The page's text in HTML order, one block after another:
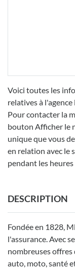
Voici toutes les
relatives à
Pour contacter la
bouton Afficher le
unique que vous
en relation avec le
pendant les
DESCRIPTION
Fondée en 1828,
l'assurance. Avec
nombreuses offres
auto, moto, santé